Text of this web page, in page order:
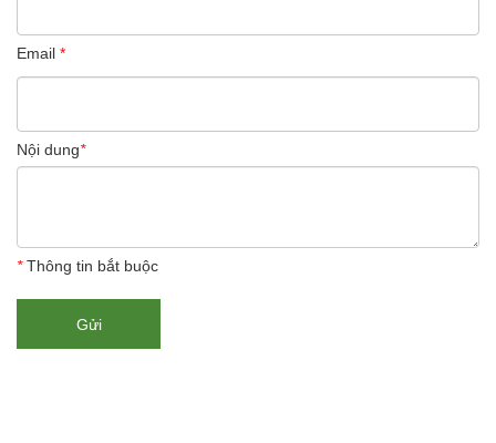
Email *
Nội dung*
*Thông tin bắt buộc
Gửi